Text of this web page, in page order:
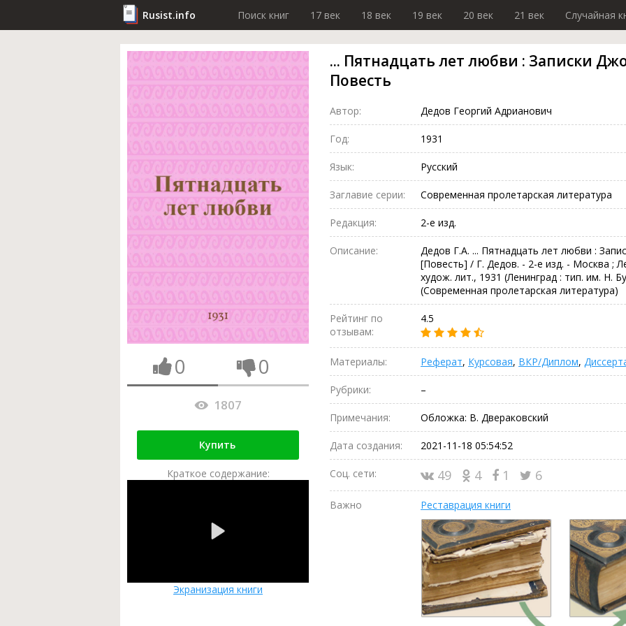
Rusist.info Поиск книг 17 век 18 век 19 век 20 век 21 век Случайная
0 0
1807
Купить
Краткое содержание:
Экранизация книги
... Пятнадцать лет любви : Записки
Повесть
Автор: Дедов Георгий Адрианович
Год: 1931
Язык: Русский
Заглавие серии: Современная пролетарская литература
Редакция: 2-е изд.
Описание:
Дедов Г.А. ... Пятнадцать лет любви :
[Повесть] / Г. Дедов. - 2-е изд. - Москва ;
худож. лит., 1931 (Ленинград : тип. им. Н.
(Современная пролетарская литература)
Рейтинг по
отзывам:
4.5
Материалы: Реферат, Курсовая, ВКР/Диплом,
Рубрики: –
Примечания: Обложка: В. Двераковский
Дата создания: 2021-11-18 05:54:52
Соц. сети: 49 4 1 6
Важно Реставрация книги